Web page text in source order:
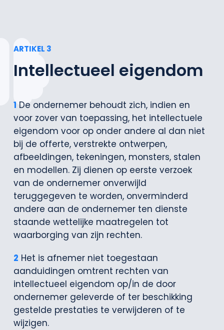
ARTIKEL 3
Intellectueel eigendom
1 De ondernemer behoudt zich, indien en
voor zover van toepassing, het intellectuele
eigendom voor op onder andere al dan niet
bij de offerte, verstrekte ontwerpen,
afbeeldingen, tekeningen, monsters, stalen
en modellen. Zij dienen op eerste verzoek
van de ondernemer onverwijld
teruggegeven te worden, onverminderd
andere aan de ondernemer ten dienste
staande wettelijke maatregelen tot
waarborging van zijn rechten.
2 Het is afnemer niet toegestaan
aanduidingen omtrent rechten van
intellectueel eigendom op/in de door
ondernemer geleverde of ter beschikking
gestelde prestaties te verwijderen of te
wijzigen.